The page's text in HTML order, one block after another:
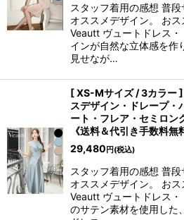
スタッフ着用の感想 普
オススメデザイン。 おス
Veautt ヴュートドレス
インが自然な立体感を作
見せなが…
[ XS-Mサイズ / 3カラー
スデザイン・ドレープ・
ート・フレア・セミロン
《送料＆代引き手数料無
29,480 円 (税込)
スタッフ着用の感想 普
オススメデザイン。 おス
Veautt ヴュートドレス
のサテン素材を使用した